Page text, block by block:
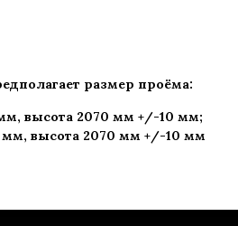
размер проёма:
высота 2070 мм +/-10 мм;
высота 2070 мм +/-10 мм